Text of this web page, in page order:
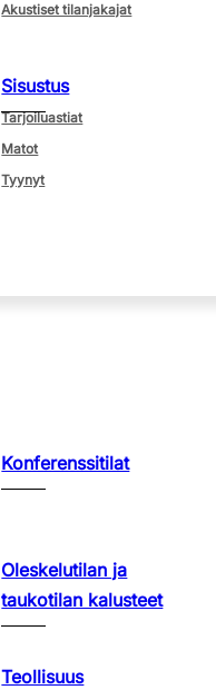
Akustiset tilanjakajat
Sisustus
Tarjoiluastiat
Matot
Tyynyt
Konferenssitilat
Oleskelutilan ja
taukotilan kalusteet
Teollisuus